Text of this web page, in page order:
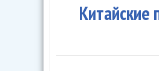
Китайские